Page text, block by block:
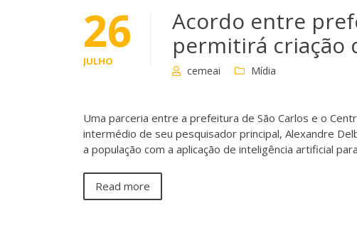
26
JULHO
Acordo entre
permitirá criação
cemeai Mídia
Uma parceria entre a prefeitura de São Carlos e o
intermédio de seu pesquisador principal, Alexandre
a população com a aplicação de inteligência artificial
Read more